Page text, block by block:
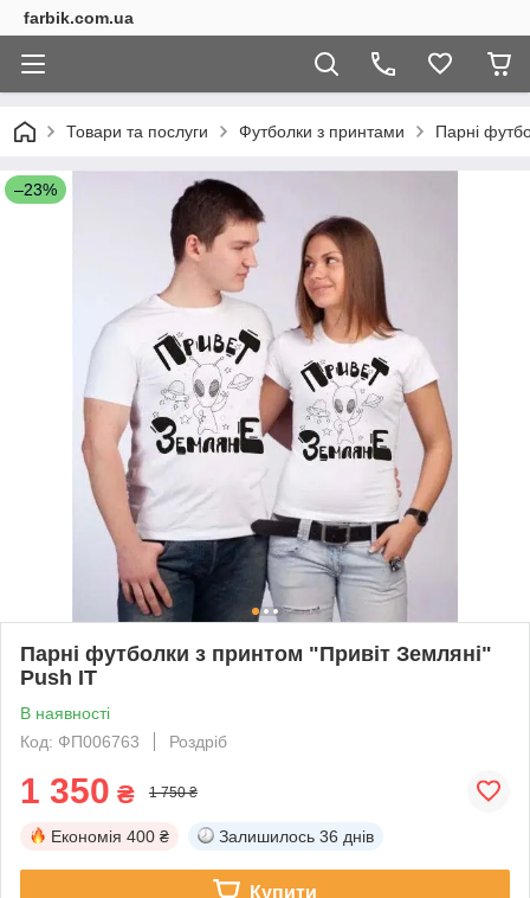
farbik.com.ua
Товари та послуги Футболки з принтами Парні
–23%
Парні футболки з принтом "Привіт Земляні"
Push IT
В наявності
Код: ФП006763
Роздріб
1 350 ₴ 1 750 ₴
Економія 400 ₴ Залишилось 36 днів
Купити